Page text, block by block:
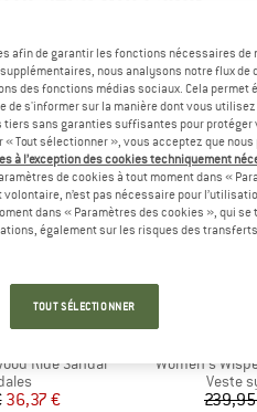
Ride Sandal
group
Prix
Prix réduit
36,37 €
Article
Women's
Veste
afin de garantir les fonctions nécessaires de
nous analysons notre flux de
des fonctions médias sociaux. Cela permet
de s'informer sur la manière dont vous
sans garanties suffisantes pour protéger
Tout sélectionner », vous acceptez que
à l’exception des cookies techniquement
de cookies à tout moment dans «
n’est pas nécessaire pour
dans « Paramètres des cookies », qui se
également sur les risques des
TOUT SÉLECTIONNER